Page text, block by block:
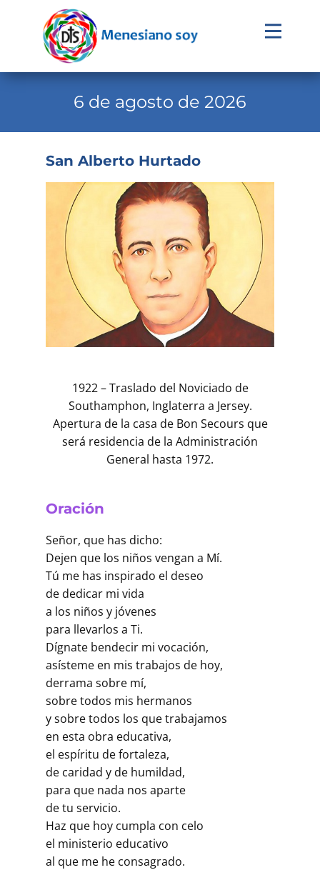
Evangelio
Institucional
Familia Menesiana
Pastoral Vocacional
Recursos
6 de agosto de 2026
San Alberto Hurtado
1922 – Traslado del Noviciado de
Southamphon, Inglaterra a Jersey.
Apertura de la casa de Bon Secours que
será residencia de la Administración
General hasta 1972.
Oración
Señor, que has dicho:
Dejen que los niños vengan a Mí.
Tú me has inspirado el deseo
de dedicar mi vida
a los niños y jóvenes
para llevarlos a Ti.
Dígnate bendecir mi vocación,
asísteme en mis trabajos de hoy,
derrama sobre mí,
sobre todos mis hermanos
y sobre todos los que trabajamos
en esta obra educativa,
el espíritu de fortaleza,
de caridad y de humildad,
para que nada nos aparte
de tu servicio.
Haz que hoy cumpla con celo
el ministerio educativo
al que me he consagrado.